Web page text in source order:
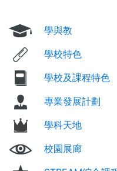
學與教
學校特色
學校及課程特色
專業發展計劃
學科天地
校園展廊